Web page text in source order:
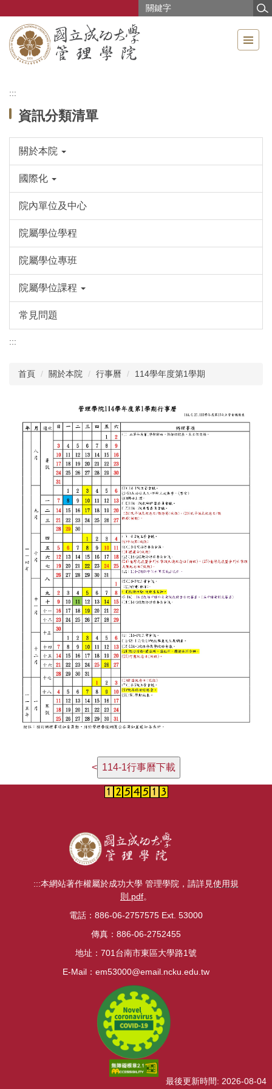
主
要
內
:::
資訊分類清單
關於本院
國際化
院內單位及中心
院屬學位學程
院屬學位專班
院屬學位課程
常見問題
:::
首頁 關於本院 行事曆 114學年度第1學期
114-
1
曆
下
<
:::本網站著作權屬於成功大學 管理學院，請詳見使用規
則.pdf。
電話：886-06-2757575 Ext. 53000
傳真：886-06-2752455
地址：701台南市東區大學路1號
E-Mail： em53000@email.ncku.edu.tw
最後更新時間: 2026-08-04